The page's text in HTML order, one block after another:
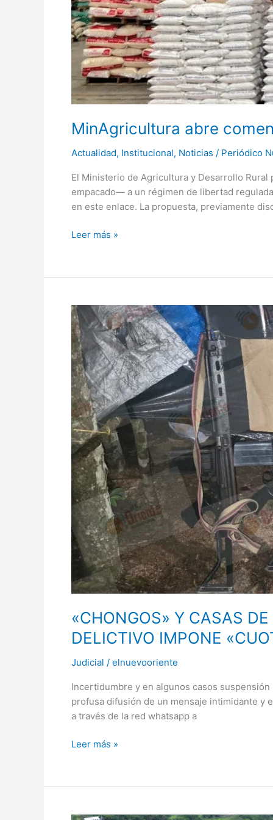
MinAgricultura abre
Actualidad, Institucional, Noticias / Periódico
El Ministerio de Agricultura y Desarrollo
empacado— a un régimen de libertad
en este enlace. La propuesta, previamente
Leer más »
«CHONGOS» Y CASAS
DELICTIVO IMPONE
Judicial / elnuevooriente
Incertidumbre y en algunos casos
profusa difusión de un mensaje intimidante y
a través de la red whatsapp a
«CHONGOS»
Y
CASAS
DE
LENOCINIO
FUERON
AMENAZADOS
EN
YOPAL.
GRUPO
DELICTIVO
IMPONE
«CUOTA»
DE
MILLÓN
SEMANAL…
Leer más »